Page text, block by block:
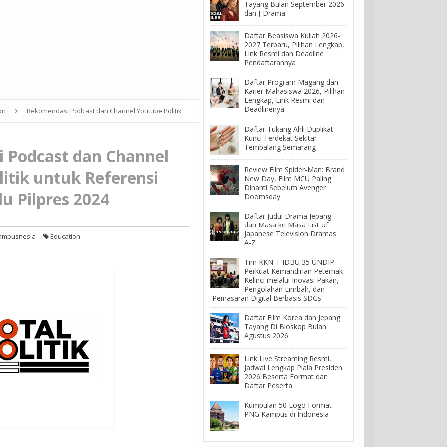
Rekomendasi Podcast dan Channel Youtube Politik
Podcast dan Channel
untuk Referensi
Pilpres 2024
Education
Tayang Bulan September 2026
dan J-Drama
Daftar Beasiswa Kuliah 2026-
2027 Terbaru, Pilihan Lengkap,
Link Resmi dan Deadline
Pendaftarannya
Daftar Program Magang dan
Karier Mahasiswa 2026, Pilihan
Lengkap, Link Resmi dan
Deadlinenya
Daftar Tukang Ahli Duplikat
Kunci Terdekat Sekitar
Tembalang Semarang
Review Film Spider-Man: Brand
New Day, Film MCU Paling
Dinanti Sebelum Avenger
Doomsday
Daftar Judul Drama Jepang
dari Masa ke Masa List of
Japanese Television Dramas
A-Z
Tim KKN-T IDBU 35 UNDIP
Perkuat Kemandirian Peternak
Kelinci melalui Inovasi Pakan,
Pengolahan Limbah, dan
Pemasaran Digital Berbasis SDGs
Daftar Film Korea dan Jepang
Tayang Di Bioskop Bulan
Agustus 2026
Link Live Streaming Resmi,
Jadwal Lengkap Piala Presiden
2026 Beserta Format dan
Daftar Peserta
Kumpulan 50 Logo Format
PNG Kampus di Indonesia